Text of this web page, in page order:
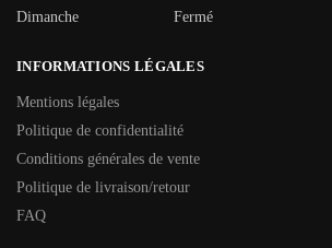
Dimanche
Fermé
INFORMATIONS LÉGALES
Mentions légales
Politique de confidentialité
Conditions générales de vente
Politique de livraison/retour
FAQ